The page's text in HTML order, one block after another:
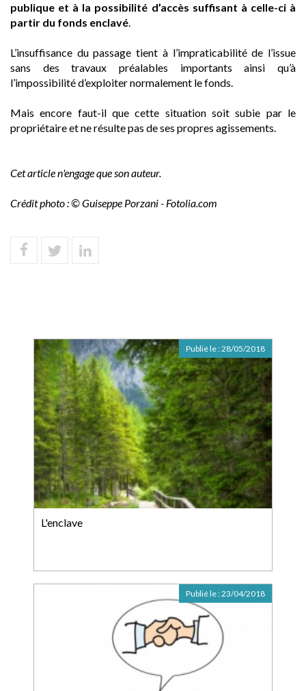
publique et à la possibilité d’accès suffisant à celle-ci à
partir du fonds enclavé.
L’insuffisance du passage tient à l’impraticabilité de l’issue
sans des travaux préalables importants ainsi qu’à
l’impossibilité d’exploiter normalement le fonds.
Mais encore faut-il que cette situation soit subie par le
propriétaire et ne résulte pas de ses propres agissements.
Cet article n'engage que son auteur.
Crédit photo : © Guiseppe Porzani - Fotolia.com
L'enclave
Publié le :28/05/2018
Publié le :23/04/2018